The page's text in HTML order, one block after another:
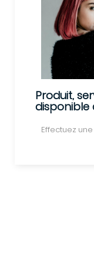
Produit,
disponible
Effectuez